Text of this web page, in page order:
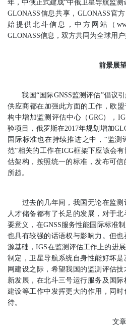
年，中俄正式建成“中俄卫星导航监
GLONASS信息共享，GLONASS官
始提供北斗信息，中方网站（
GLONASS信息，双方共同为全球用户
前景展
我国“国际GNSS监测评估”倡议引
供应商都在加强此方面的工作，欧盟
构中增加监测评估中心（GRC），
验项目，俄罗斯在2017年规划增加
国际标准也在持续推进之中，“监测
范”相关的工作在ICG框架下应该会
估架构，按照统一的标准，发布可
所趋。
过去的几年间，我国无论在监测
人才储备都有了长足的发展，对于
要意义，在GNSS服务性能国际标准
也具有较强的话语权与影响力。但
源基础，IGS在监测评估工作上的进
制定，卫星导航系统自身性能好坏
网建设之际，希望我国的监测评估
新发展，在北斗三号运行服务及国
建设等工作中发挥更大的作用，同
待。
文